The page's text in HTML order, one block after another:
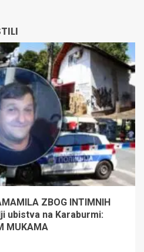
ZBOG INTIMNIH
ubistva na Karaburmi:
MUKAMA